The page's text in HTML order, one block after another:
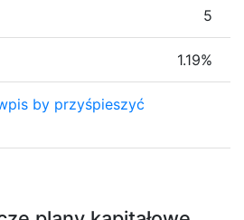
5
1.19%
by przyśpieszyć